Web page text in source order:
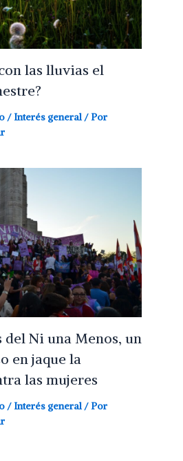
las lluvias el
/ Interés general/ Por
del Ni una Menos, un
en jaque la
las mujeres
/ Interés general/ Por